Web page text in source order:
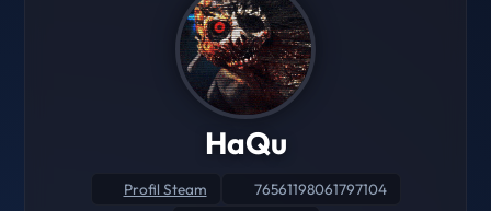
HaQu
Profil Steam
76561198061797104